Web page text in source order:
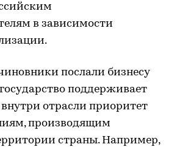
в зависимости
послали бизнесу
поддерживает
отрасли приоритет
производящим
страны. Например,